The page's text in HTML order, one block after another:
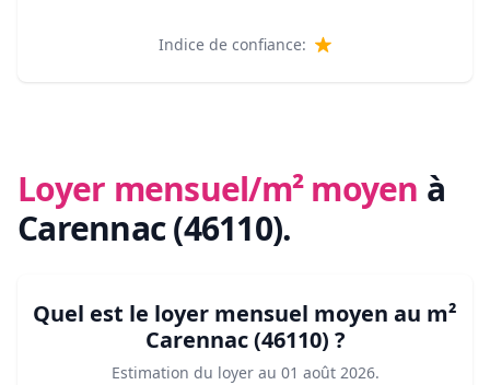
Indice de confiance:
Loyer mensuel/m² moyen à
Carennac (46110).
Quel est le loyer mensuel moyen au m²
Carennac (46110) ?
Estimation du loyer au 01 août 2026.